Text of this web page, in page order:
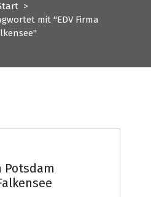
>
mit "EDV Firma
Potsdam